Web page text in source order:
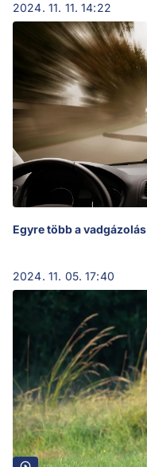
2024. 11. 11. 14:22
Egyre több a vadgázolás
2024. 11. 05. 17:40